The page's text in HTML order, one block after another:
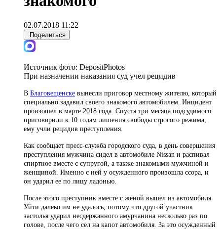
02.07.2018 11:22
Поделиться
Источник фото: DepositPhotos
При назначении наказания суд учел рецидив
В Благовещенске вынесли приговор местному жителю, который
специально задавил своего знакомого автомобилем. Инцидент
произошел в марте 2018 года. Спустя три месяца подсудимого
приговорили к 10 годам лишения свободы строгого режима,
ему учли рецидив преступления.
Как сообщает пресс-служба городского суда, в день совершения
преступления мужчина сидел в автомобиле Nissan и распивал
спиртное вместе с супругой, а также знакомыми мужчиной и
женщиной. Именно с ней у осужденного произошла ссора, и
он ударил ее по лицу ладонью.
После этого преступник вместе с женой вышел из автомобиля.
Уйти далеко им не удалось, потому что другой участник
застолья ударил несдержанного амурчанина несколько раз по
голове, после чего сел на капот автомобиля. За это осужденный